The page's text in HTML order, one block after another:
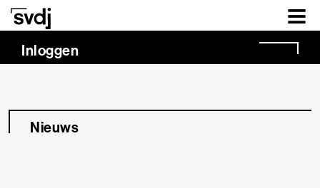
Naar hoofdinhoud
Inloggen
Nieuws